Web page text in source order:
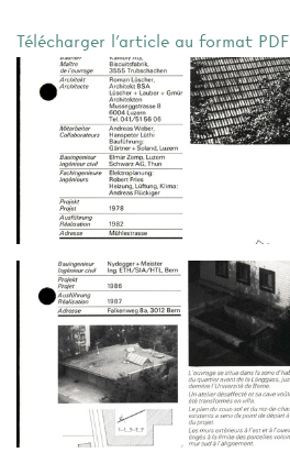
Télécharger l'article au format PDF